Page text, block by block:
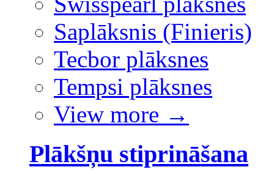
Saplāksnis (Finieris)
Tecbor plāksnes
Tempsi plāksnes
View more →
Plākšņu stiprināšana